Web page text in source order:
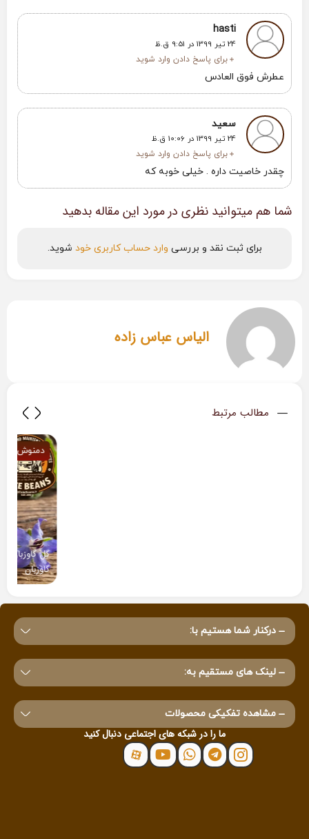
hasti
24 تیر 1399 در 9:51 ق.ظ
برای پاسخ دادن وارد شوید
عطرش فوق العادس
سعید
24 تیر 1399 در 10:06 ق.ظ
برای پاسخ دادن وارد شوید
چقدر خاصیت داره . خیلی خوبه که
شما هم میتوانید نظری در مورد این مقاله بدهید
برای ثبت نقد و بررسی وارد حساب کاربری خود شوید.
الیاس عباس زاده
مطالب مرتبط
خواص و مضرات گیاه به لیمو
دمنوش
گل گاوزبان
گاوزبان
درکنار شما هستیم با:
لینک های مستقیم به:
مشاهده تفکیکی محصولات
ما را در شبکه های اجتماعی دنبال کنید